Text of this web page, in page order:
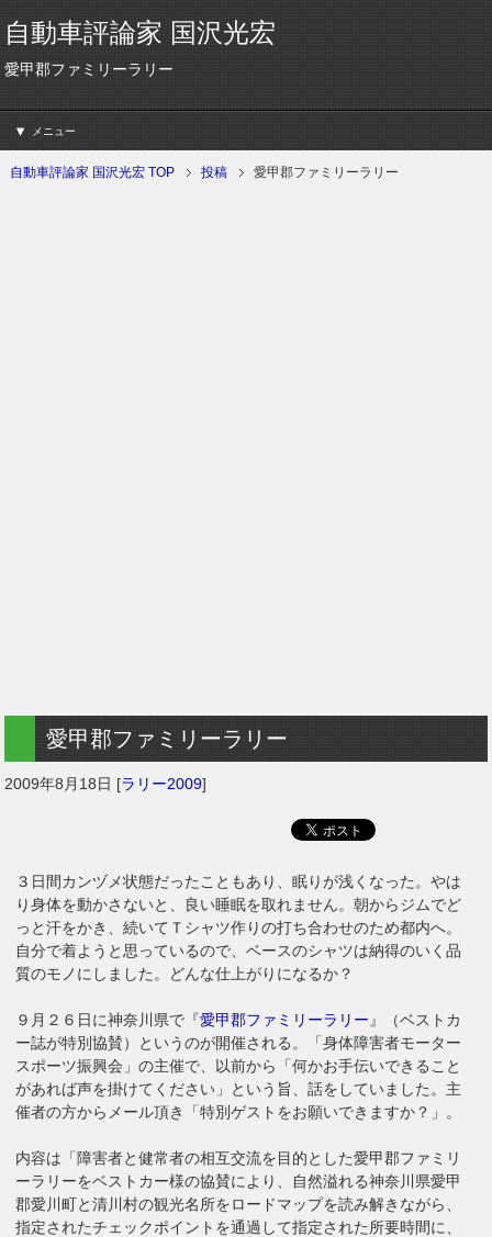
自動車評論家 国沢光宏
愛甲郡ファミリーラリー
メニュー
自動車評論家 国沢光宏 TOP 投稿 愛甲郡ファミリーラリー
愛甲郡ファミリーラリー
2009年8月18日 [ラリー2009]
３日間カンヅメ状態だったこともあり、眠りが浅くなった。やは
り身体を動かさないと、良い睡眠を取れません。朝からジムでど
っと汗をかき、続いてＴシャツ作りの打ち合わせのため都内へ。
自分で着ようと思っているので、ベースのシャツは納得のいく品
質のモノにしました。どんな仕上がりになるか？
９月２６日に神奈川県で『愛甲郡ファミリーラリー 』（ベストカ
ー誌が特別協賛）というのが開催される。「身体障害者モーター
スポーツ振興会」の主催で、以前から「何かお手伝いできること
があれば声を掛けてください」という旨、話をしていました。主
催者の方からメール頂き「特別ゲストをお願いできますか？」。
内容は「障害者と健常者の相互交流を目的とした愛甲郡ファミリ
ーラリーをベストカー様の協賛により、自然溢れる神奈川県愛甲
郡愛川町と清川村の観光名所をロードマップを読み解きながら、
指定されたチェックポイントを通過して指定された所要時間に、